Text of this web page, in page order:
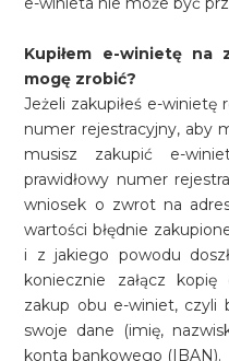
Kupiłem e-winietę na
mogę zrobić?
Jeżeli zakupiłeś e-winietę
numer rejestracyjny, aby
musisz zakupić e-
prawidłowy numer
wniosek o zwrot na
wartości błędnie
i z jakiego powodu
koniecznie załącz
zakup obu e-winiet, czyli
swoje dane (imię,
konta bankowego (IBAN).